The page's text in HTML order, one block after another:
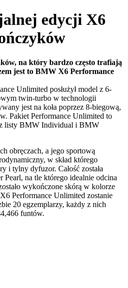
edycji X6
na który bardzo często trafiają
jest to BMW X6 Performance
Unlimited posłużył model z 6-
twin-turbo w technologii
jest na koła poprzez 8-biegową,
Pakiet Performance Unlimited to
listy BMW Individual i BMW
obręczach, a jego sportową
w skład którego
i tylny dyfuzor. Całość została
na tle którego idealnie odcina
wykończone skórą w kolorze
Performance Unlimited zostanie
20 egzemplarzy, każdy z nich
funtów.